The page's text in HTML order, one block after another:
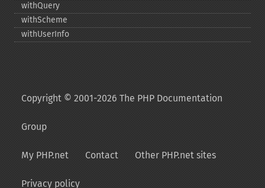
withQuery
withScheme
withUserInfo
Copyright © 2001-2026 The PHP Documentation
Group
My PHP.net Contact Other PHP.net sites
Privacy policy